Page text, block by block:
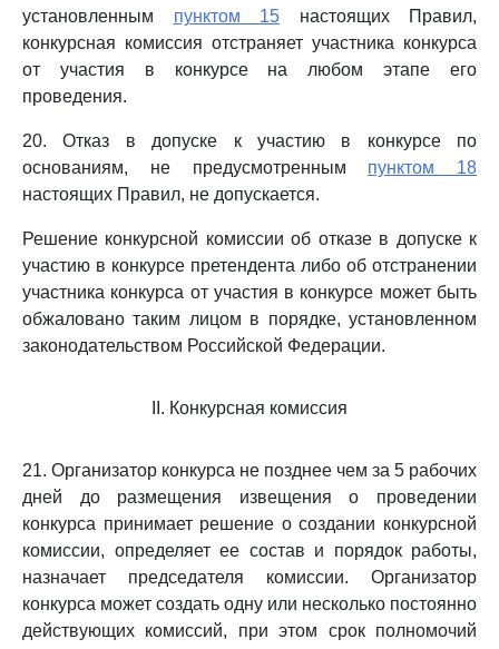
установленным пунктом 15 настоящих Правил,
конкурсная комиссия отстраняет участника конкурса
от участия в конкурсе на любом этапе его
проведения.
20. Отказ в допуске к участию в конкурсе по
основаниям, не предусмотренным пунктом 18
настоящих Правил, не допускается.
Решение конкурсной комиссии об отказе в допуске к
участию в конкурсе претендента либо об отстранении
участника конкурса от участия в конкурсе может быть
обжаловано таким лицом в порядке, установленном
законодательством Российской Федерации.
II. Конкурсная комиссия
21. Организатор конкурса не позднее чем за 5 рабочих
дней до размещения извещения о проведении
конкурса принимает решение о создании конкурсной
комиссии, определяет ее состав и порядок работы,
назначает председателя комиссии. Организатор
конкурса может создать одну или несколько постоянно
действующих комиссий, при этом срок полномочий